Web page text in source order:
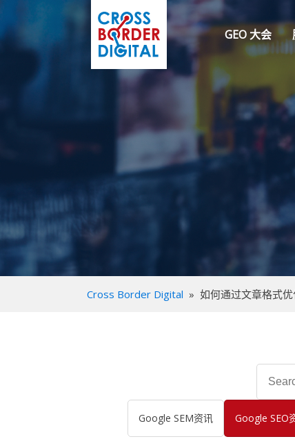
GEO 大会
Cross Border Digital » 如何通过文章格式
for:
Google SEM资讯 Google SEO